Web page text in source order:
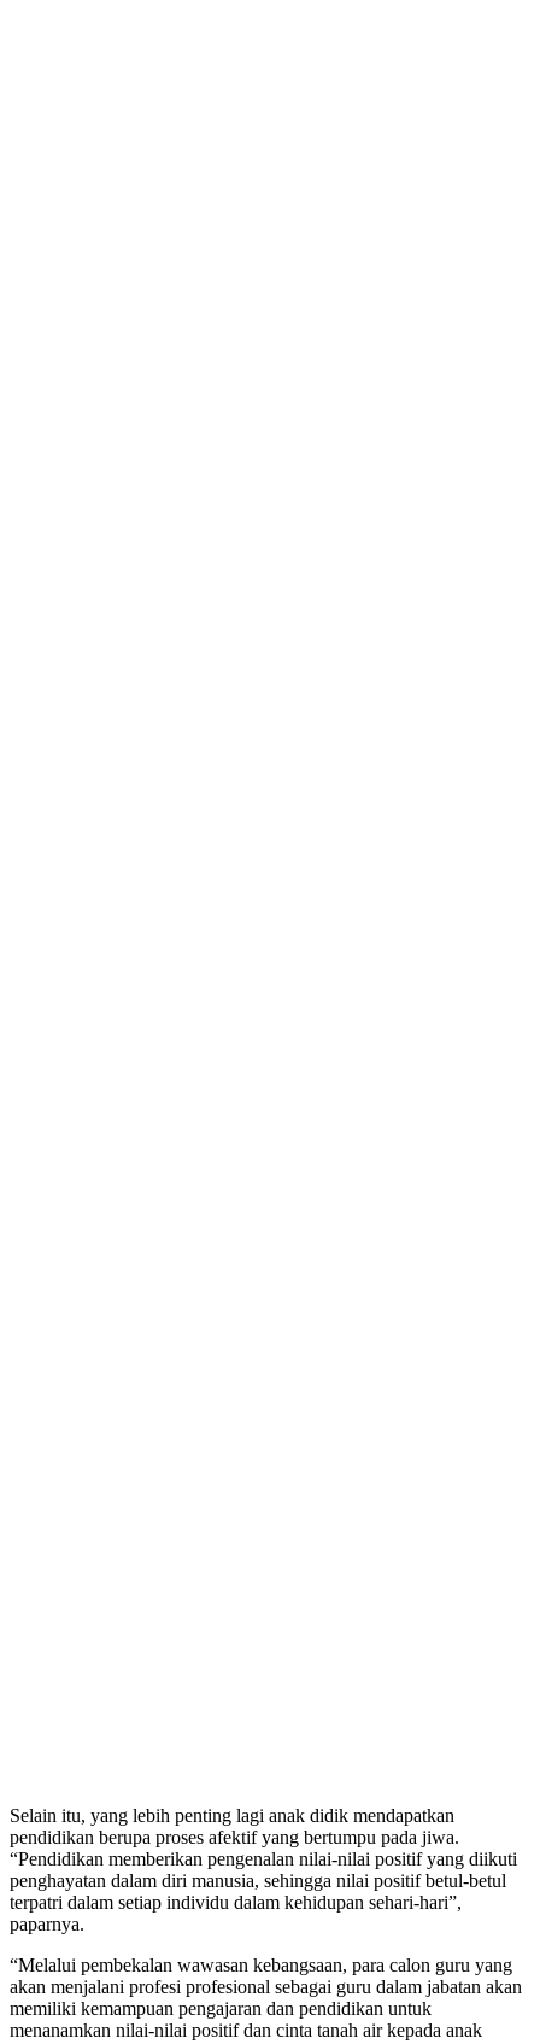
Selain itu, yang lebih penting lagi anak didik mendapatkan
pendidikan berupa proses afektif yang bertumpu pada jiwa.
“Pendidikan memberikan pengenalan nilai-nilai positif yang diikuti
penghayatan dalam diri manusia, sehingga nilai positif betul-betul
terpatri dalam setiap individu dalam kehidupan sehari-hari”,
paparnya.
“Melalui pembekalan wawasan kebangsaan, para calon guru yang
akan menjalani profesi profesional sebagai guru dalam jabatan akan
memiliki kemampuan pengajaran dan pendidikan untuk
menanamkan nilai-nilai positif dan cinta tanah air kepada anak